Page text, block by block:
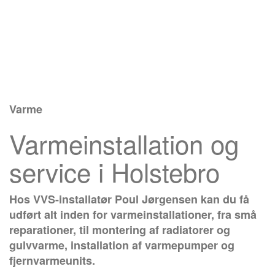
Varme
Varmeinstallation og
service i Holstebro
Hos VVS-installatør Poul Jørgensen kan du få
udført alt inden for varmeinstallationer, fra små
reparationer, til montering af radiatorer og
gulvvarme, installation af varmepumper og
fjernvarmeunits.